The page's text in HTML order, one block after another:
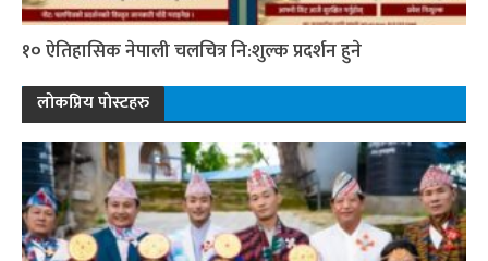
१० ऐतिहासिक नेपाली चलचित्र नि:शुल्क प्रदर्शन हुने
लोकप्रिय पोस्टहरु